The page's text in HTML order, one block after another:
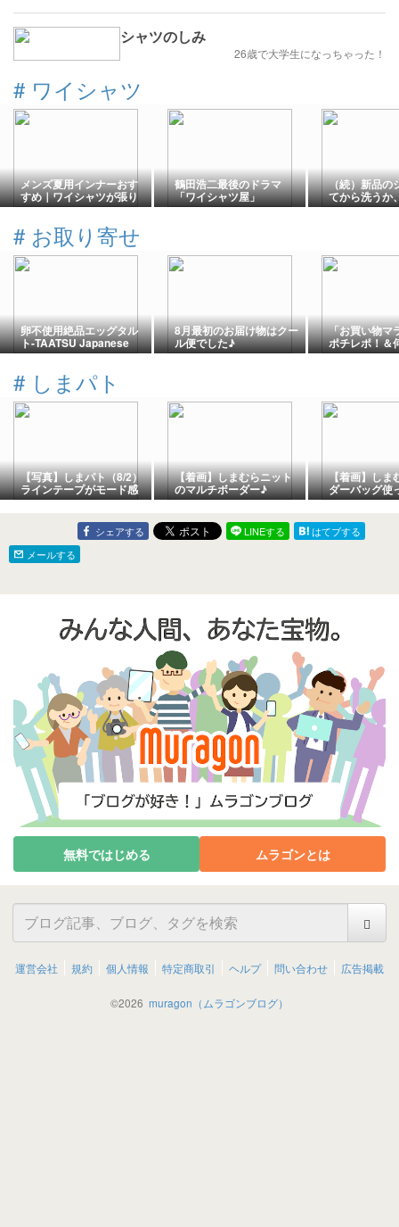
シャツのしみ
26歳で大学生になっちゃった！
# ワイシャツ
メンズ夏用インナーおす
すめ｜ワイシャツが張り
付かない！登山用インナ
鶴田浩二最後のドラマ
「ワイシャツ屋」
（続）新品の
てから洗うか
ら着るか
# お取り寄せ
卵不使用絶品エッグタル
ト-TAATSU Japanese
Baked Tarts
8月最初のお届け物はクー
ル便でした♪
「お買い物マ
ポチレポ！＆
買いしている
# しまパト
【写真】しまパト（8/2）
ラインテープがモード感
♪これから初秋におスス
メT
【着画】しまむらニット
のマルチボーダー♪
【着画】しま
ダーバッグ使
た＾＾
シェアする LINEする
はてブする
メールする
無料ではじめる ムラゴンとは
運営会社 規約 個人情報 特定商取引 ヘルプ 問い合わせ 広告掲載
©2026 muragon（ムラゴンブログ）